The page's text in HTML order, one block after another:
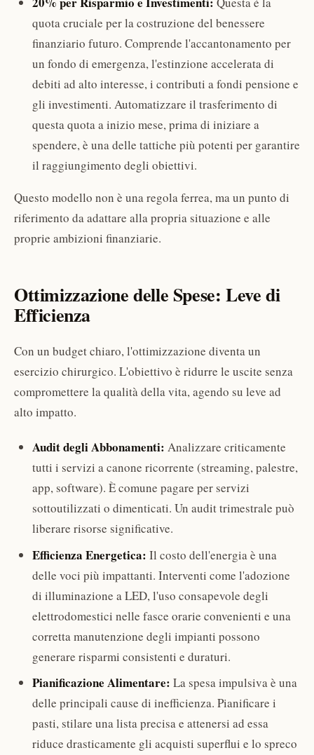
quota cruciale per la costruzione del benessere
finanziario futuro. Comprende l'accantonamento per
un fondo di emergenza, l'estinzione accelerata di
debiti ad alto interesse, i contributi a fondi pensione e
gli investimenti. Automatizzare il trasferimento di
questa quota a inizio mese, prima di iniziare a
spendere, è una delle tattiche più potenti per garantire
il raggiungimento degli obiettivi.
Questo modello non è una regola ferrea, ma un punto di
riferimento da adattare alla propria situazione e alle
proprie ambizioni finanziarie.
Ottimizzazione delle Spese: Leve di
Efficienza
Con un budget chiaro, l'ottimizzazione diventa un
esercizio chirurgico. L'obiettivo è ridurre le uscite senza
compromettere la qualità della vita, agendo su leve ad
alto impatto.
Audit degli Abbonamenti: Analizzare criticamente
tutti i servizi a canone ricorrente (streaming, palestre,
app, software). È comune pagare per servizi
sottoutilizzati o dimenticati. Un audit trimestrale può
liberare risorse significative.
Efficienza Energetica: Il costo dell'energia è una
delle voci più impattanti. Interventi come l'adozione
di illuminazione a LED, l'uso consapevole degli
elettrodomestici nelle fasce orarie convenienti e una
corretta manutenzione degli impianti possono
generare risparmi consistenti e duraturi.
Pianificazione Alimentare: La spesa impulsiva è una
delle principali cause di inefficienza. Pianificare i
pasti, stilare una lista precisa e attenersi ad essa
riduce drasticamente gli acquisti superflui e lo spreco